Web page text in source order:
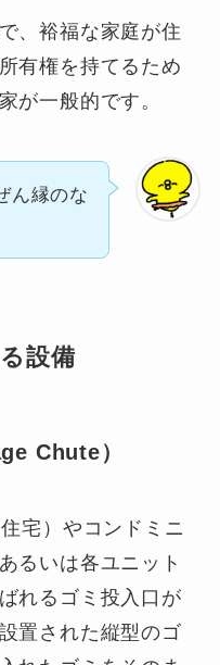
、裕福な家庭が住
有権を持てるため
が一般的です。
ん縁のな
設備
Chute）
宅）やコンドミニ
るいは各ユニット
れるゴミ投入口が
置された縦型のゴ